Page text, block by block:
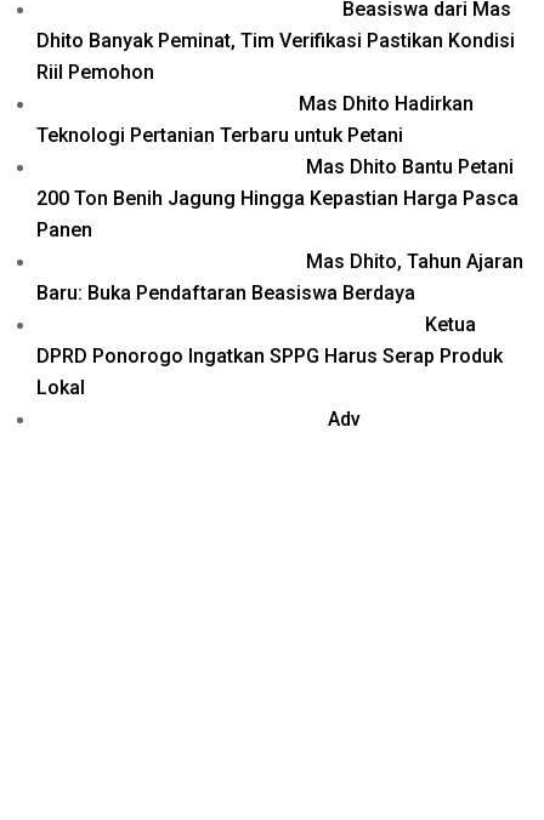
Beasiswa dari Mas
Dhito Banyak Peminat, Tim Verifikasi Pastikan Kondisi
Riil Pemohon
Mas Dhito Hadirkan
Teknologi Pertanian Terbaru untuk Petani
Mas Dhito Bantu Petani
200 Ton Benih Jagung Hingga Kepastian Harga Pasca
Panen
Mas Dhito, Tahun Ajaran
Baru: Buka Pendaftaran Beasiswa Berdaya
Ketua
DPRD Ponorogo Ingatkan SPPG Harus Serap Produk
Lokal
Adv